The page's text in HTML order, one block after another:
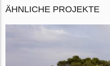
ÄHNLICHE PROJEKTE